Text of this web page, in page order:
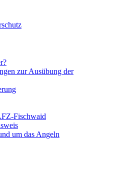
zur Ausübung der
Fischwaid
um das Angeln